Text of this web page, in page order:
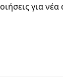
για